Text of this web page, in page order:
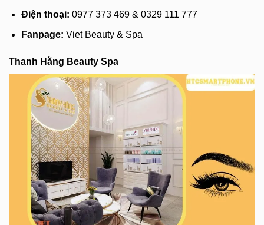
Điện thoại: 0977 373 469 & 0329 111 777
Fanpage: Viet Beauty & Spa
Thanh Hằng Beauty Spa